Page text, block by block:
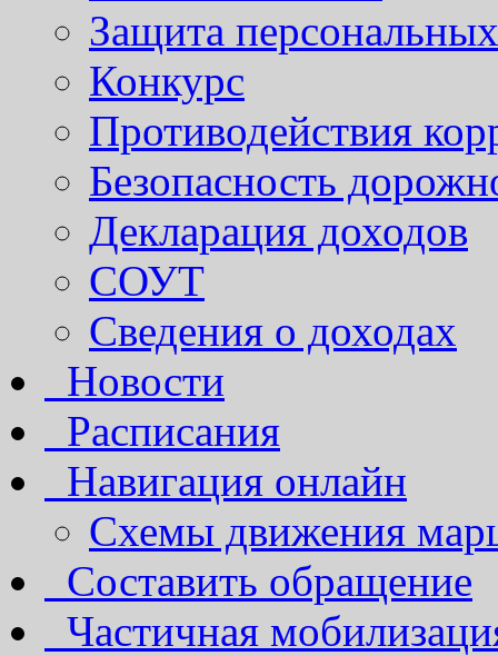
Защита
Конкурс
Противодействия
Безопасность
Декларация доходов
СОУТ
Сведения о доходах
Новости
Расписания
Навигация онлайн
Схемы движения
Составить обращение
Частичная